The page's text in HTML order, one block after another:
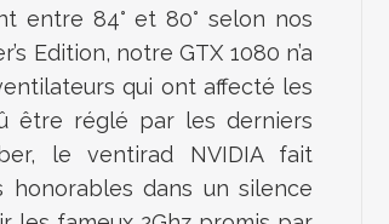
entre 84° et 80° selon nos
Edition, notre GTX 1080 n’a
qui ont affecté les
être réglé par les derniers
le ventirad NVIDIA fait
dans un silence